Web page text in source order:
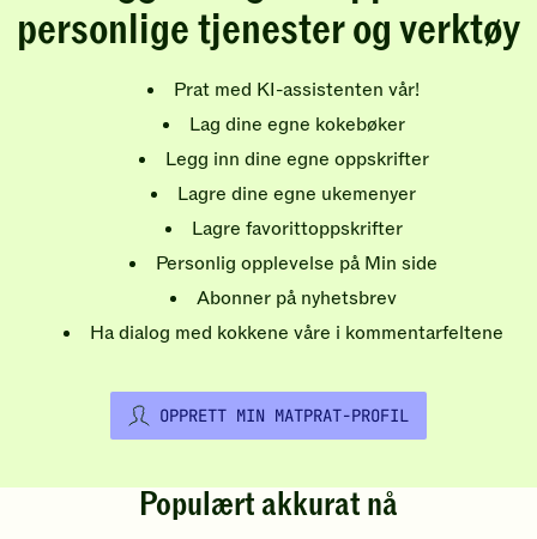
personlige tjenester og verktøy
Prat med KI-assistenten vår!
Lag dine egne kokebøker
Legg inn dine egne oppskrifter
Lagre dine egne ukemenyer
Lagre favorittoppskrifter
Personlig opplevelse på Min side
Abonner på nyhetsbrev
Ha dialog med kokkene våre i kommentarfeltene
OPPRETT MIN MATPRAT-PROFIL
Populært akkurat nå